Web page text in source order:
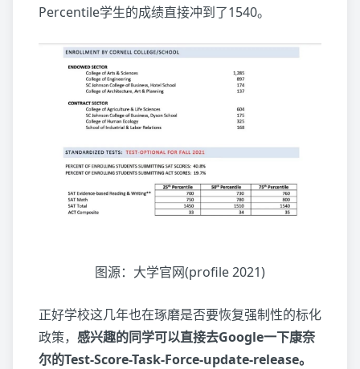
Percentile学生的成绩直接冲到了1540。
图源：大学官网(profile 2021)
正好学校这几年也在琢磨是否要恢复强制性的标化
政策， 感兴趣的同学可以直接去Google一下康奈
尔的Test-Score-Task-Force-update-release。